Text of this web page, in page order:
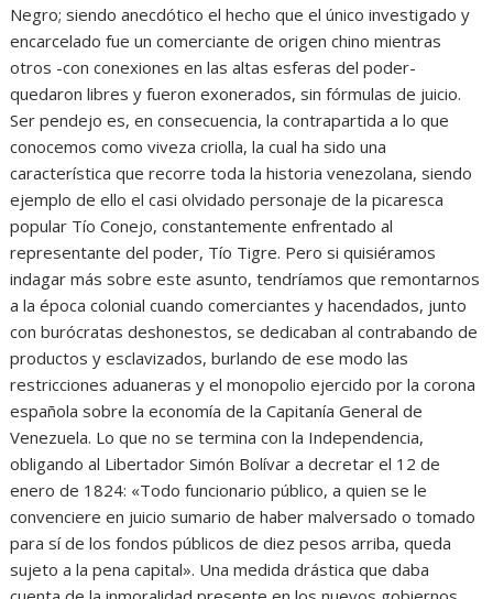
Negro; siendo anecdótico el hecho que el único investigado y
encarcelado fue un comerciante de origen chino mientras
otros -con conexiones en las altas esferas del poder-
quedaron libres y fueron exonerados, sin fórmulas de juicio.
Ser pendejo es, en consecuencia, la contrapartida a lo que
conocemos como viveza criolla, la cual ha sido una
característica que recorre toda la historia venezolana, siendo
ejemplo de ello el casi olvidado personaje de la picaresca
popular Tío Conejo, constantemente enfrentado al
representante del poder, Tío Tigre. Pero si quisiéramos
indagar más sobre este asunto, tendríamos que remontarnos
a la época colonial cuando comerciantes y hacendados, junto
con burócratas deshonestos, se dedicaban al contrabando de
productos y esclavizados, burlando de ese modo las
restricciones aduaneras y el monopolio ejercido por la corona
española sobre la economía de la Capitanía General de
Venezuela. Lo que no se termina con la Independencia,
obligando al Libertador Simón Bolívar a decretar el 12 de
enero de 1824: «Todo funcionario público, a quien se le
convenciere en juicio sumario de haber malversado o tomado
para sí de los fondos públicos de diez pesos arriba, queda
sujeto a la pena capital». Una medida drástica que daba